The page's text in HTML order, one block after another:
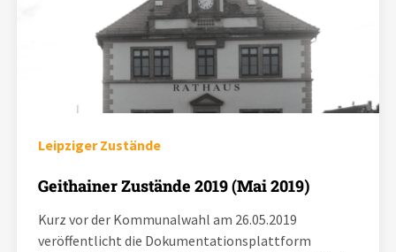
Leipziger Zustände
Geithainer Zustände 2019 (Mai 2019)
Kurz vor der Kommunalwahl am 26.05.2019
veröffentlicht die Dokumentationsplattform